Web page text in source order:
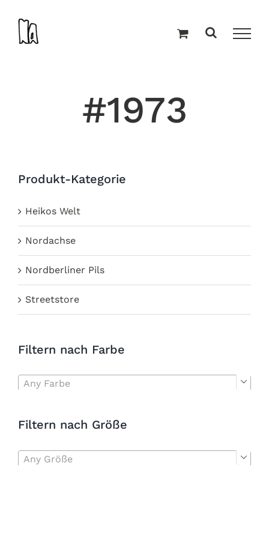
Inhalt
springen
#1973
Produkt-Kategorie
Heikos Welt
Nordachse
Nordberliner Pils
Streetstore
Filtern nach Farbe
Any Farbe 
Filtern nach Größe
Any Größe 